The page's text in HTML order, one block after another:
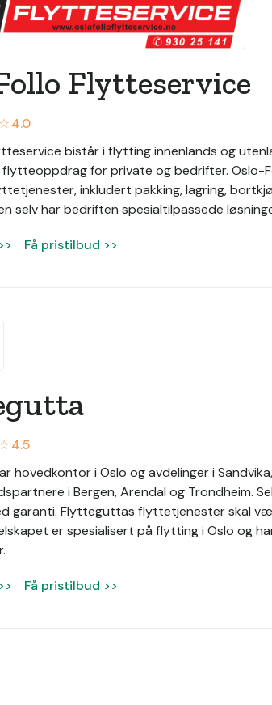
Flytteservice
4.0
bistår i flytting innenlands og
for private og bedrifter. Oslo-
inkludert pakking, lagring,
selv har bedriften spesialtilpassede
Få pristilbud >>
4.5
hovedkontor i Oslo og avdelinger i
i Bergen, Arendal og Trondheim.
garanti. Flytteguttas flyttetjenester skal
er spesialisert på flytting i Oslo og
Få pristilbud >>